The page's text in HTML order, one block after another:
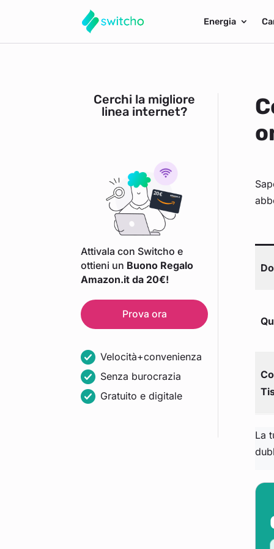
Energia
Cerchi la migliore
linea internet?
Attivala con Switcho e
ottieni un Buono Regalo
Amazon.it da 20€!
Prova ora
Velocità+convenienza
Senza burocrazia
Gratuito e digitale
La